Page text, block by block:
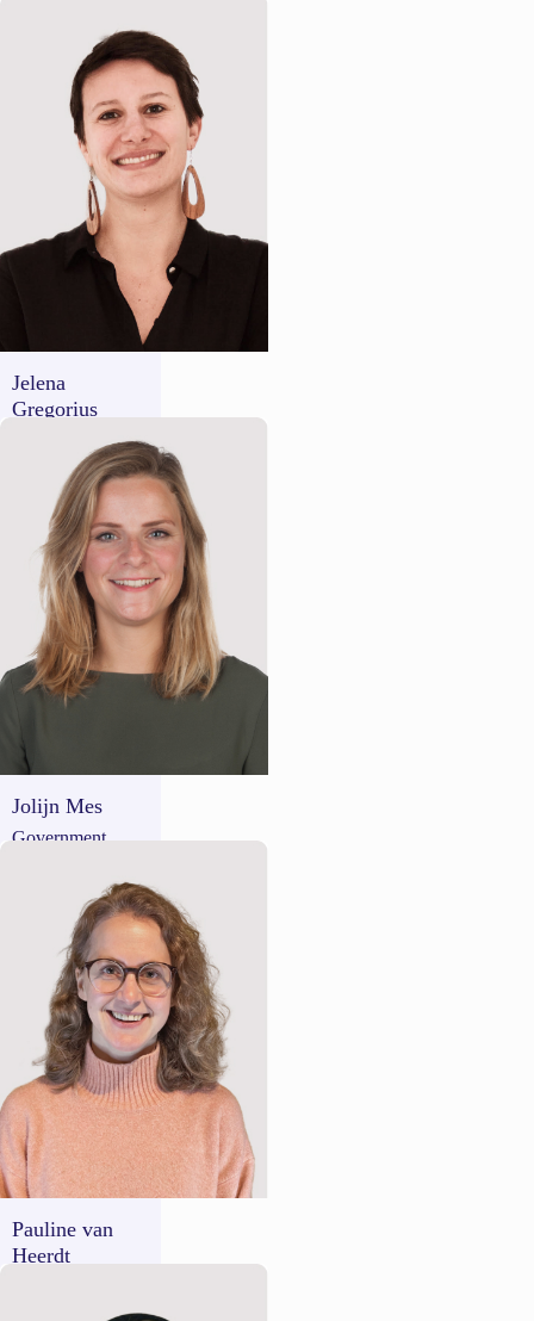
Success Manager
Jelena
Gregorius
Government
Success Manager
DACH
Jolijn Mes
Government
The Netherlands
Pauline van
Heerdt
Success Manager